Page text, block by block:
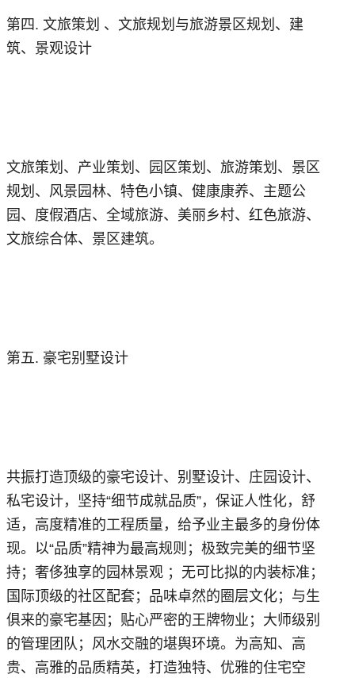
第四. 文旅策划 、文旅规划与旅游景区规划、建
筑、景观设计
文旅策划、产业策划、园区策划、旅游策划、景区
规划、风景园林、特色小镇、健康康养、主题公
园、度假酒店、全域旅游、美丽乡村、红色旅游、
文旅综合体、景区建筑。
第五. 豪宅别墅设计
共振打造顶级的豪宅设计、别墅设计、庄园设计、
私宅设计，坚持“细节成就品质”，保证人性化，舒
适，高度精准的工程质量，给予业主最多的身份体
现。以“品质”精神为最高规则；极致完美的细节坚
持；奢侈独享的园林景观 ；无可比拟的内装标准；
国际顶级的社区配套；品味卓然的圈层文化；与生
俱来的豪宅基因；贴心严密的王牌物业；大师级别
的管理团队；风水交融的堪舆环境。为高知、高
贵、高雅的品质精英，打造独特、优雅的住宅空